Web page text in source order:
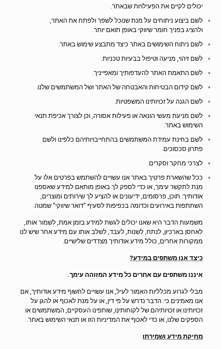
יכולים לקיים את הפעילויות שבאתר.
לשם ביצוע ניתוחים על מנת שנוכל לשפר ולפתח את האתר,
ולהציג בפניך חומר שיווקי באופן תואם יותר.
לשם ניתוח השימושים באתר כיצד מתבצע שימוש באתר.
לשם זיהוי, מניעה וטיפול בבעיות טכניות.
לשם התאמת האתר להעדפותיך ומאפייניך.
לשם קידום הבטיחות והאבטחה של האתר ושל המשתמשים שלנו.
לשם הגנה על זכויותינו המשפטיות.
לשם מניעת מעשי הונאה או פעילות אסורה, וכן לצורך אכיפת תנאי
השימוש באתר.
לשם בחינת עמידת המשתמשים בהתחייבויותיהם כלפינו ולשם
פתרון סכסוכים.
לצרכי מחקר וסקרים.
ככל שהשארת פרטיך באתר אנו עשויים להשתמש בפרטים אלו על
מנת לתקשר עימך, או כדי לספק לך באופן מותאם למידע שאספנו
אודותיך: תוכן, פרסומים, ידיעונים או להציע לך שירותים ומוצרים,
השתתפות באירועים וכדומה בכפיפות לסעיף "דואר שיווקי" שמטה.
משמעות הדבר היא שאנו יכולים לגשת למידע בזמן אמת, לשמור אותו,
לאחסן בארכיון, לנתח, לשנות, לעבד, לשלב אותו עם מידע אחר שיש לנו
ממקורות אחרים, כולל מידע אודותיך מצדדים שלישיים.
כיצד אנו משתפים במידע?
איננו משתפים עם אחרים כל מידע המזוהה עימך.
מבלי לגרוע מכלליות האמור לעיל, אנו עשויים לחשוף מידע אודותיך, אם
אנו מאמינים כי: הדבר נדרש על פי דין, או על מנת לאכוף או להגן על
זכויותינו או זכויותיהם של לקוחותינו, שותפינו העסקיים, המשתמשים או
הספקים שלנו, או כדי לאכוף את המדיניות הזו או תנאי השימוש באתר.
מחיקת מידע ושמירתו